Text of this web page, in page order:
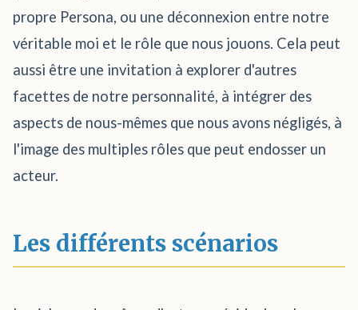
propre Persona, ou une déconnexion entre notre
véritable moi et le rôle que nous jouons. Cela peut
aussi être une invitation à explorer d'autres
facettes de notre personnalité, à intégrer des
aspects de nous-mêmes que nous avons négligés, à
l'image des multiples rôles que peut endosser un
acteur.
Les différents scénarios